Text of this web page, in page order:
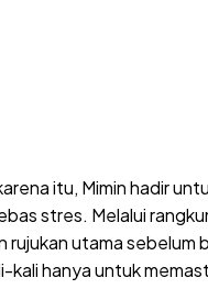
itu, Mimin hadir
stres. Melalui
rujukan utama
kali hanya untuk